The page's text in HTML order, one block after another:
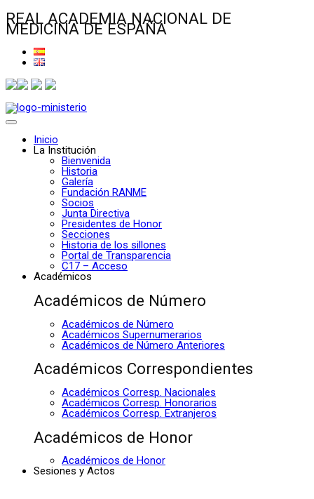
REAL ACADEMIA NACIONAL DE
MEDICINA DE ESPAÑA
Inicio
La Institución
Bienvenida
Historia
Galería
Fundación RANME
Socios
Junta Directiva
Presidentes de Honor
Secciones
Historia de los sillones
Portal de Transparencia
C17 – Acceso
Académicos
Académicos de Número
Académicos de Número
Académicos Supernumerarios
Académicos de Número Anteriores
Académicos Correspondientes
Académicos Corresp. Nacionales
Académicos Corresp. Honorarios
Académicos Corresp. Extranjeros
Académicos de Honor
Académicos de Honor
Sesiones y Actos